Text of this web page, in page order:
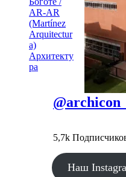
AR-AR
(Martínez
Arquitectur
a)
Архитекту
ра
5,7k
Наш